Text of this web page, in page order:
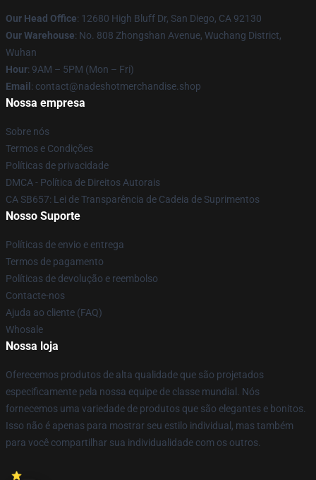
Our Head Office: 12680 High Bluff Dr, San Diego, CA 92130
Our Warehouse: No. 808 Zhongshan Avenue, Wuchang District,
Wuhan
Hour: 9AM – 5PM (Mon – Fri)
Email : contact@nadeshotmerchandise.shop
Nossa empresa
Sobre nós
Termos e Condições
Políticas de privacidade
DMCA - Política de Direitos Autorais
CA SB657: Lei de Transparência de Cadeia de Suprimentos
Nosso Suporte
Políticas de envio e entrega
Termos de pagamento
Políticas de devolução e reembolso
Contacte-nos
Ajuda ao cliente (FAQ)
Whosale
Nossa loja
Oferecemos produtos de alta qualidade que são projetados
especificamente pela nossa equipe de classe mundial. Nós
fornecemos uma variedade de produtos que são elegantes e bonitos.
Isso não é apenas para mostrar seu estilo individual, mas também
para você compartilhar sua individualidade com os outros.